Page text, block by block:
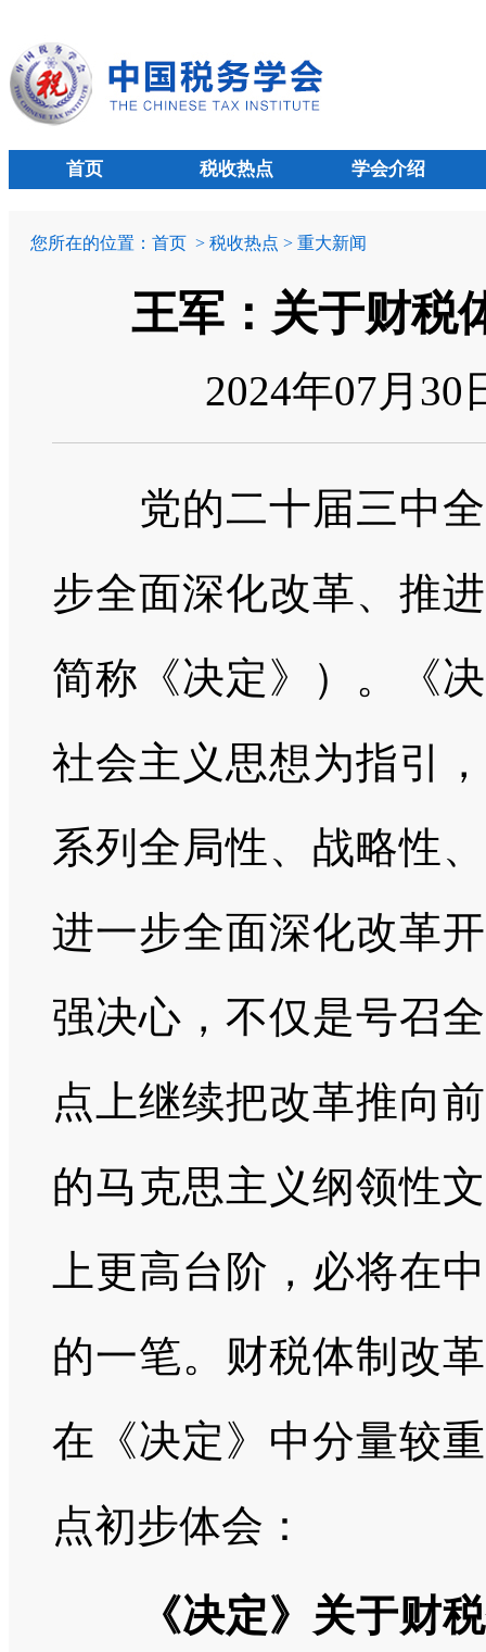
首页 税收热点 学会介绍
您所在的位置： 首页 > 税收热点 > 重大新闻
王军：关于财税
2024年07月30
党的二十届三中全
步全面深化改革、推
简称《决定》）。《
社会主义思想为指引
系列全局性、战略性
进一步全面深化改革
强决心，不仅是号召
点上继续把改革推向
的马克思主义纲领性
上更高台阶，必将在
的一笔。财税体制改
在《决定》中分量较
点初步体会：
《决定》关于财